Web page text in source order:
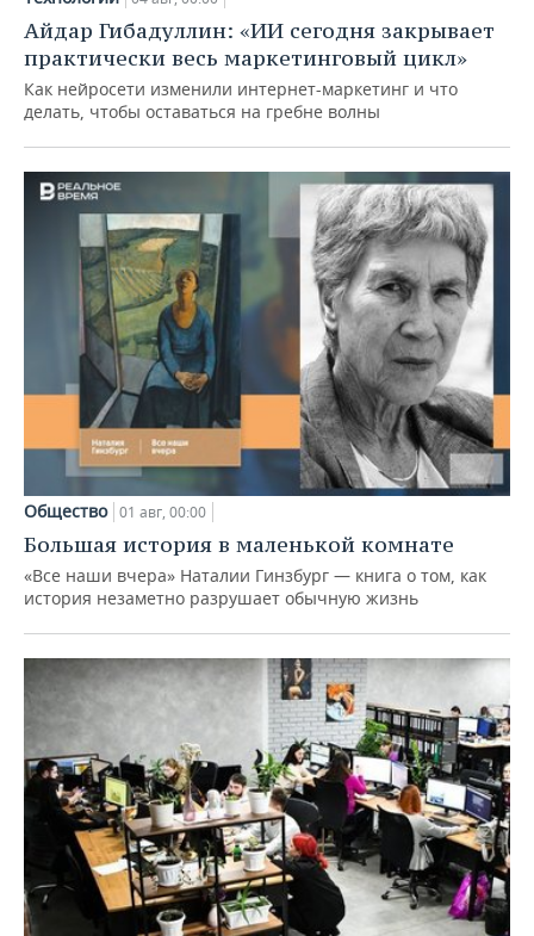
Айдар Гибадуллин: «ИИ сегодня закрывает
практически весь маркетинговый цикл»
Как нейросети изменили интернет-маркетинг и что
делать, чтобы оставаться на гребне волны
Общество 01 авг, 00:00
Большая история в маленькой комнате
«Все наши вчера» Наталии Гинзбург — книга о том, как
история незаметно разрушает обычную жизнь